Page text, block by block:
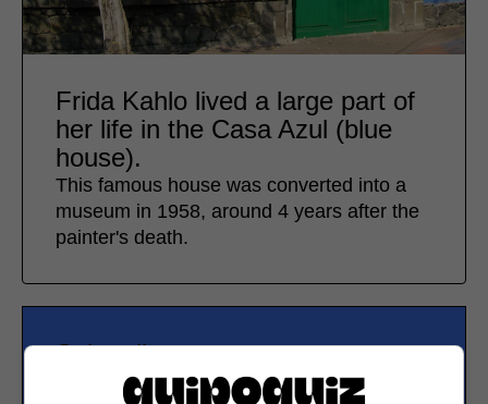
Frida Kahlo lived a large part of
her life in the Casa Azul (blue
house).
This famous house was converted into a
museum in 1958, around 4 years after the
painter's death.
Subscribe to our
newsletter